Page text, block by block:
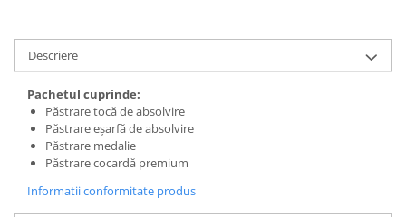
Descriere
Pachetul cuprinde:
Păstrare tocă de absolvire
Păstrare eșarfă de absolvire
Păstrare medalie
Păstrare cocardă premium
Informatii conformitate produs